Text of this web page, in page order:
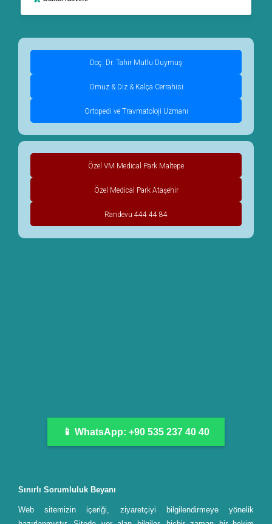
Doç. Dr. Tahir Mutlu Duymuş
Omuz & Diz & Kalça Cerrahisi
Ortopedi ve Travmatoloji Uzmanı
Özel VM Medical Park Maltepe
Özel Medical Park Ataşehir
Randevu 444 44 84
📱 WhatsApp: +90 535 237 40 40
Sınırlı Sorumluluk Beyanı
Web sitemizin içeriği, ziyaretçiyi bilgilendirmeye yönelik